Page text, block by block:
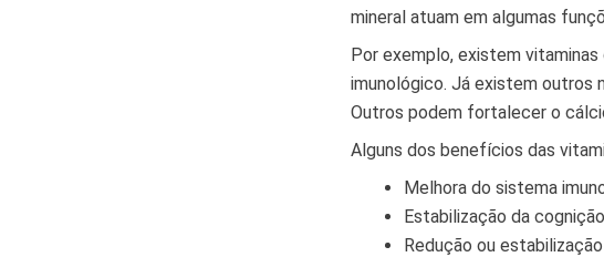
mineral atuam em algumas
Por exemplo, existem
imunológico. Já existem outros
Outros podem fortalecer o
Alguns dos benefícios das
Melhora do sistema
Estabilização da
Redução ou